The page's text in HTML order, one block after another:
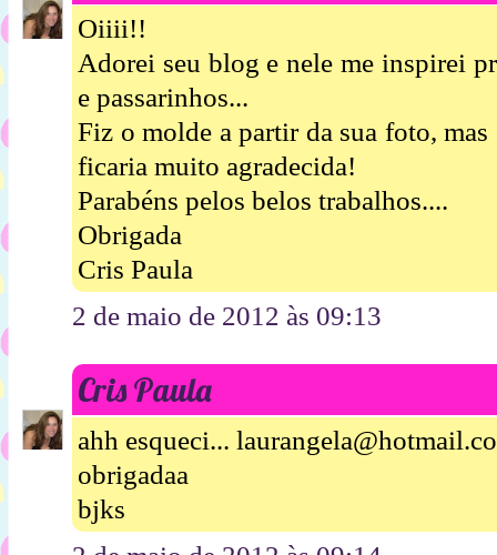
Oiiii!!
Adorei seu blog e nele me inspirei
e passarinhos...
Fiz o molde a partir da sua foto,
ficaria muito agradecida!
Parabéns pelos belos trabalhos....
Obrigada
Cris Paula
2 de maio de 2012 às 09:13
Cris Paula
ahh esqueci...
obrigadaa
bjks